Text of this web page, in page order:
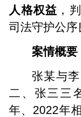
人格权益 ，
司法守护公序
案情概要
张某与
二、张三三
年、2022年